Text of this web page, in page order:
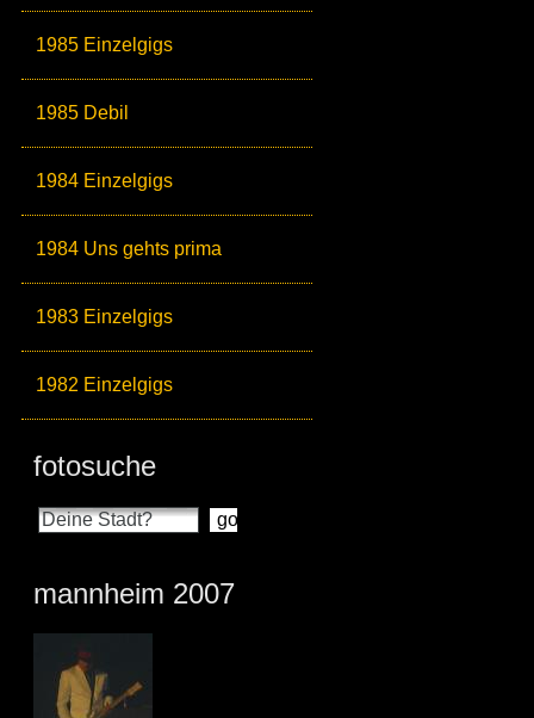
1985 Einzelgigs
1985 Debil
1984 Einzelgigs
1984 Uns gehts prima
1983 Einzelgigs
1982 Einzelgigs
fotosuche
mannheim 2007